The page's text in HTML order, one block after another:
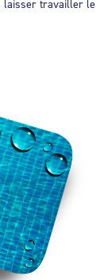
laisser travailler le